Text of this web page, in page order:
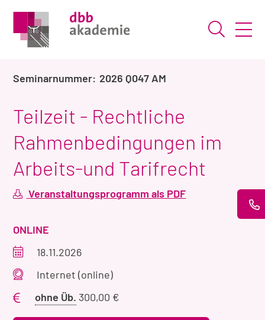
Suche
2026 Q047 AM
Teilzeit - Rechtliche
Rahmenbedingungen im
Arbeits-und Tarifrecht
Veranstaltungsprogramm als PDF
VERANSTALTUNGSART
ONLINE
Veranstaltungszeitraum
18.11.2026
Veranstaltungsort
Internet (online)
ohne Üb. Preis
300,00 €